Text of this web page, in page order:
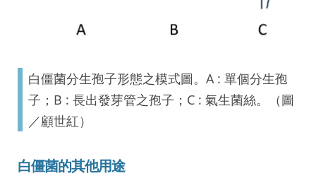
白僵菌分生孢子形態之模式圖。A : 單個分生孢
子；B : 長出發芽管之孢子；C : 氣生菌絲。（圖
／顧世紅）
白僵菌的其他用途